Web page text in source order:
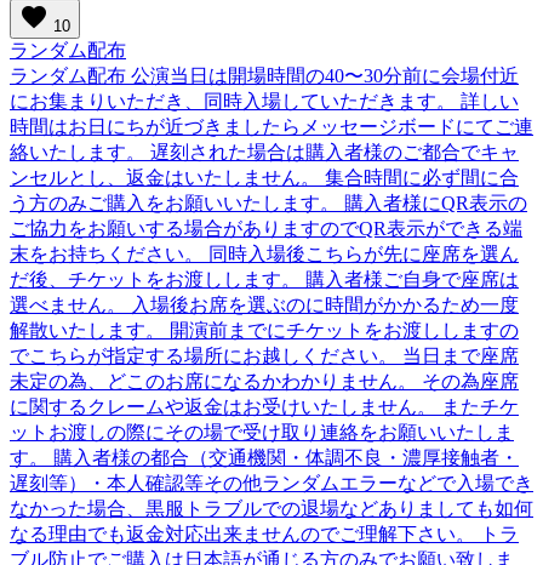
favorite 10
ランダム配布
ランダム配布 公演当日は開場時間の40〜30分前に会場付近
にお集まりいただき、同時入場していただきます。 詳しい
時間はお日にちが近づきましたらメッセージボードにてご連
絡いたします。 遅刻された場合は購入者様のご都合でキャ
ンセルとし、返金はいたしません。 集合時間に必ず間に合
う方のみご購入をお願いいたします。 購入者様にQR表示の
ご協力をお願いする場合がありますのでQR表示ができる端
末をお持ちください。 同時入場後こちらが先に座席を選ん
だ後、チケットをお渡しします。 購入者様ご自身で座席は
選べません。 入場後お席を選ぶのに時間がかかるため一度
解散いたします。 開演前までにチケットをお渡ししますの
でこちらが指定する場所にお越しください。 当日まで座席
未定の為、どこのお席になるかわかりません。 その為座席
に関するクレームや返金はお受けいたしません。 またチケ
ットお渡しの際にその場で受け取り連絡をお願いいたしま
す。 購入者様の都合（交通機関・体調不良・濃厚接触者・
遅刻等）・本人確認等その他ランダムエラーなどで入場でき
なかった場合、黒服トラブルでの退場などありましても如何
なる理由でも返金対応出来ませんのでご理解下さい。 トラ
ブル防止でご購入は日本語が通じる方のみでお願い致しま